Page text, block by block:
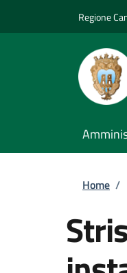
Regione
Home /